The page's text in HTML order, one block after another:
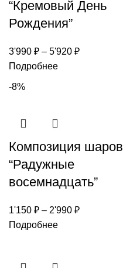
“Кремовый День
Рождения”
3'990 ₽ – 5'920 ₽
Подробнее
-8%
Композиция шаров
“Радужные
восемнадцать”
1'150 ₽ – 2'990 ₽
Подробнее